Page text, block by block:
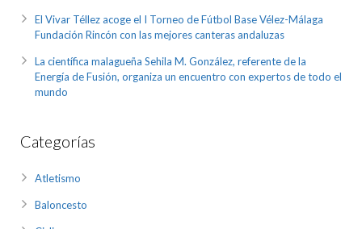
El Vivar Téllez acoge el I Torneo de Fútbol Base Vélez-Málaga
Fundación Rincón con las mejores canteras andaluzas
La científica malagueña Sehila M. González, referente de la
Energía de Fusión, organiza un encuentro con expertos de todo el
mundo
Categorías
Atletismo
Baloncesto